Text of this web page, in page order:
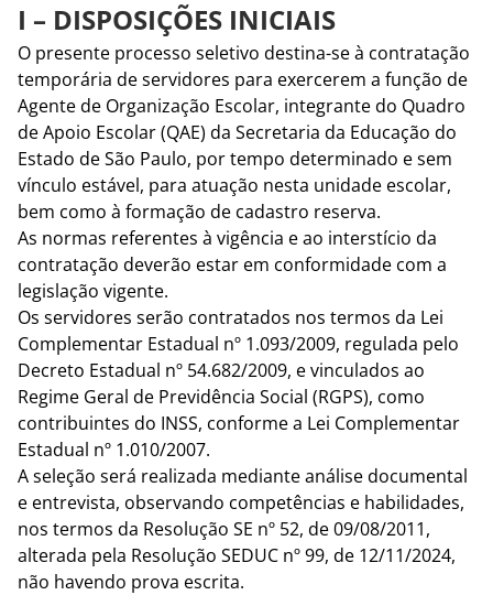
I – DISPOSIÇÕES INICIAIS
O presente processo seletivo destina-se à contratação
temporária de servidores para exercerem a função de
Agente de Organização Escolar, integrante do Quadro
de Apoio Escolar (QAE) da Secretaria da Educação do
Estado de São Paulo, por tempo determinado e sem
vínculo estável, para atuação nesta unidade escolar,
bem como à formação de cadastro reserva.
As normas referentes à vigência e ao interstício da
contratação deverão estar em conformidade com a
legislação vigente.
Os servidores serão contratados nos termos da Lei
Complementar Estadual nº 1.093/2009, regulada pelo
Decreto Estadual nº 54.682/2009, e vinculados ao
Regime Geral de Previdência Social (RGPS), como
contribuintes do INSS, conforme a Lei Complementar
Estadual nº 1.010/2007.
A seleção será realizada mediante análise documental
e entrevista, observando competências e habilidades,
nos termos da Resolução SE nº 52, de 09/08/2011,
alterada pela Resolução SEDUC nº 99, de 12/11/2024,
não havendo prova escrita.